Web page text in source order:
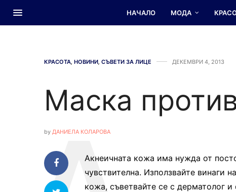
НАЧАЛО МОДА
КРАСОТА, НОВИНИ, СЪВЕТИ ЗА ЛИЦЕ ДЕКЕМВРИ 4, 2013
Маска
by ДАНИЕЛА КОЛАРОВА
Акнеичната кожа има нужда от
чувствителна. Използвайте винаги
кожа, съветвайте се с дерматолог